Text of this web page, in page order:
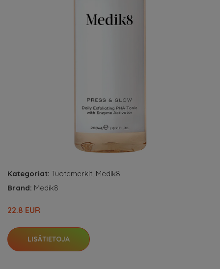
Kategoriat: Tuotemerkit, Medik8
Brand: Medik8
22.8 EUR
LISÄTIETOJA